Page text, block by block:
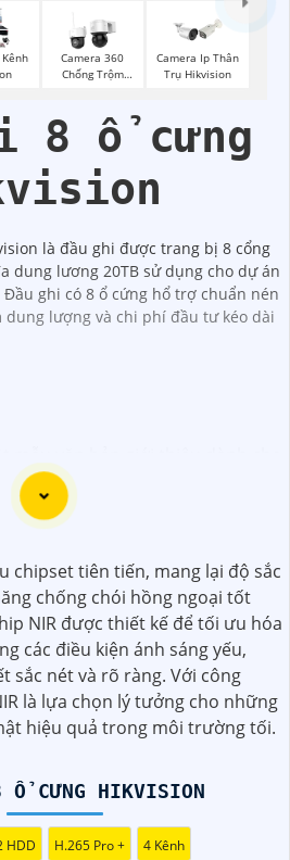
Camera 360
Chống Trộm
Camera Ip Thân
Trụ Hikvision
8 ổ cưng
là đầu ghi được trang bị 8 cổng
dung lương 20TB sử dụng cho dự án
ghi có 8 ổ cứng hổ trợ chuẩn nén
dung lượng và chi phí đầu tư kéo dài
giá rẻ và chuyên nghiệp:
thiệu đến quý vị dịch vụ lắp
rẻ và chuyên nghiệp cho dự án
trong lĩnh vực lắp đặt camera an
của chúng tôi cam kết sẽ mang
pháp an ninh hiệu quả, đáng tin
biết đến là một trong những
nghệ tiên tiến, camera Hikvision
lượng hình ảnh sắc nét mà còn
toàn cho dự án của quý vị.
chipset tiên tiến, mang lại độ sắc
chống chói hồng ngoại tốt
NIR được thiết kế để tối ưu hóa
các điều kiện ánh sáng yếu,
sắc nét và rõ ràng. Với công
là lựa chọn lý tưởng cho những
hiệu quả trong môi trường tối.
CƯNG HIKVISION
HDD H.265 Pro + 4 Kênh